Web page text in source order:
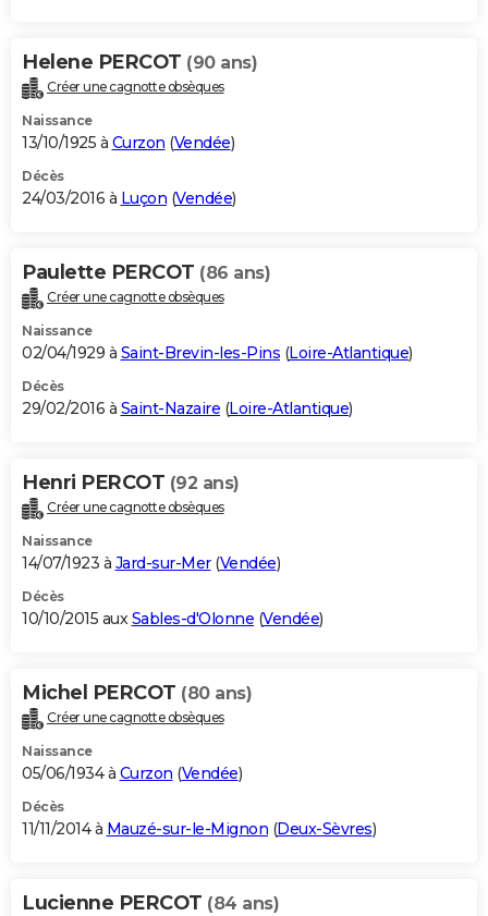
Helene PERCOT (90 ans)
Créer une cagnotte obsèques
Naissance
13/10/1925 à Curzon (Vendée)
Décès
24/03/2016 à Luçon (Vendée)
Paulette PERCOT (86 ans)
Créer une cagnotte obsèques
Naissance
02/04/1929 à Saint-Brevin-les-Pins (Loire-Atlantique)
Décès
29/02/2016 à Saint-Nazaire (Loire-Atlantique)
Henri PERCOT (92 ans)
Créer une cagnotte obsèques
Naissance
14/07/1923 à Jard-sur-Mer(Vendée)
Décès
10/10/2015 auxSables-d'Olonne (Vendée)
Michel PERCOT (80 ans)
Créer une cagnotte obsèques
Naissance
05/06/1934 à Curzon (Vendée)
Décès
11/11/2014 à Mauzé-sur-le-Mignon (Deux-Sèvres)
Lucienne PERCOT (84 ans)